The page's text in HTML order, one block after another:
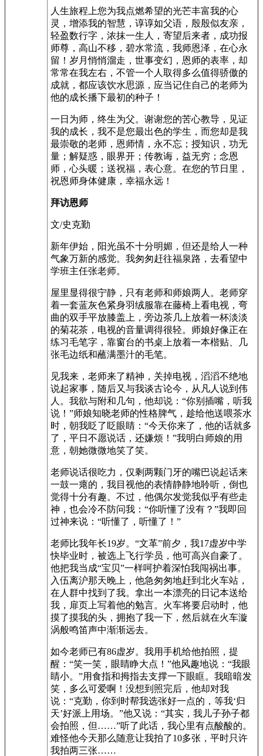
人生旅程上您为我点燃希望的光芒丰富我的心
灵，增添我的智慧，谆谆如父语，殷殷似友亲，
轻盈数行字，浓抹一生人，寄望后来者，成功报
师尊，高山不移，碧水常流，我师恩泽，在心永
留！岁月悄悄溜走，世事变幻，恩师的表率，却
常常在我左右，不管一个人取得多么值得骄傲的
成就，都应该饮水思源，应当记住自己的老师为
他的成长播下最初的种子！
一日为师，终生为父。谢谢您的苦心教导，见证
我的成长，我不是您最出色的学生，而您却是我
最崇敬的老师，恩师情，永不忘；授知识，功无
量；解疑惑，眼界开；传教诲，益无穷；念恩
师，心头暖；送祝福，表心意。在您的节日里，
祝恩师身体健康，幸福永远！
拜访恩师
文/史克勤
新年伊始，阳光虽不十分明媚，但还是给人一种
气象万新的感觉。我匆匆赶往福泉路，去看望中
学班主任张老师。
屋里显得很宁静，只有老师和师娘两人。老师穿
着一套蓝灰色紧身羽绒服靠在藤椅上看电视，弯
曲的双手平放膝盖上，旁边茶几上放着一杯淡淡
的菊花茶，电视的音量调得很轻。师娘好像正在
练习毛笔字，靠窗台的书桌上放着一本楷贴、几
张毛边纸和蘸满墨汁的毛笔。
见我来，老师来了精神，关掉电视，滔滔不绝地
说起家事，随后又与我谈古论今，从凡人说到伟
人。我欲与附和几句，他却说：“你别插嘴，听我
说！”师娘知晓老师的性格脾气，趁给他送喂茶水
时，朝我眨了眨眼睛：“今天你来了，他的话就多
了，平日不愿说话，还嫌烦！”我明白师娘的用
意，朝她微微地笑了笑。
老师说话很吃力，仅剩两颗门牙的嘴巴说起话来
一鼓一瘪的，我目视他的表情静静地聆听，倒也
觉得十分有趣。不过，他偶尔发觉我似乎有些走
神，也会冷不防问我：“你听懂了没有？”我即回
过神来说：“听懂了，听懂了！”
老师比我年长19岁。“文革”前夕，我17虚岁中学
快毕业时，被选上飞行学员，他可高兴自豪了。
他把我当成“宝贝”一样呵护着深怕我闯祸出事。
入伍离沪那天晚上，他急匆匆地赶到北火车站，
在人群中找到了我。拿出一本漂亮的日记本送给
我，扉页上写着他的勉言。火车将要启动时，他
摸了摸我的头，拥抱了我一下，然后就在火车漩
涡般鸣笛声中渐渐远去。
如今老师已有86虚岁。我用手机给他拍照，提
醒：“笑一笑，眼睛睁大点！”他风趣地说：“我眼
睛小。”用食指和拇指去支撑一下眼眶。我暗暗发
笑，多么可爱啊！没想到照完后，他却对我
说：“克勤，你到时帮我选张好一点的，等我‘归
天’好派上用场。”他又说：“其实，我儿子孙子都
会拍照，但……”听了此话，我心里有点酸酸的。
难怪他今天那么随意让我拍了10多张，平时只许
我拍两三张……